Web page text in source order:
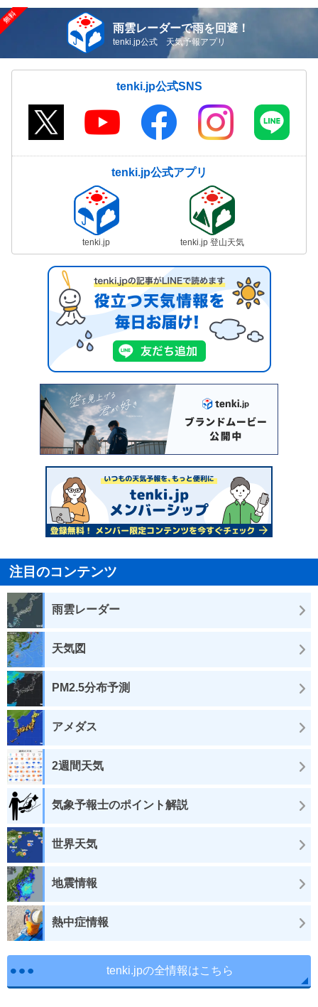
雨雲レーダーで雨を回避！
tenki.jp公式 天気予報アプリ
tenki.jp公式SNS
tenki.jp公式アプリ
tenki.jp tenki.jp 登山天気
注目のコンテンツ
雨雲レーダー
天気図
PM2.5分布予測
アメダス
2週間天気
気象予報士のポイント解説
世界天気
地震情報
熱中症情報
tenki.jpの全情報はこちら